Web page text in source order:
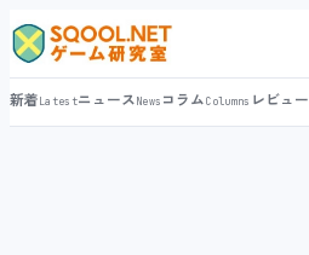
新着LatestニュースNews コラムColumns レビュー